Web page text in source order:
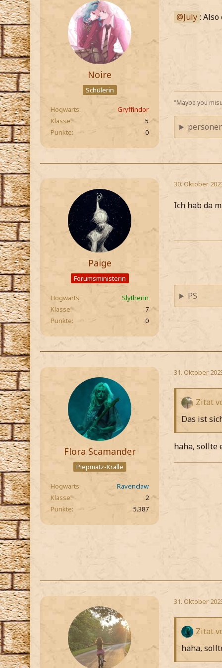
Noire
Schülerin
Hogwarts
Gryffindor
Klasse
5
Punkte
0
July :
"Maybe you
Paige
Forumsministerin
Hogwarts
Slytherin
Klasse
7
Punkte
0
30. Oktober
Ich hab da
PS
Flora Scamander
Piepmatz-Kralle
Hogwarts
Ravenclaw
Klasse
2
Punkte
5.387
31. Oktober
Zitat
Das ist
haha, sollte
31. Oktober
Zitat
haha,